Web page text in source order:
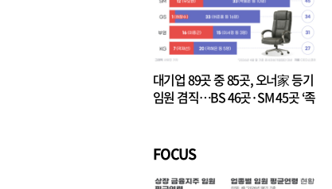
대기업 89곳 중 85곳, 오너家 등기
임원 겸직…BS 46곳·SM 45곳 ‘족
FOCUS